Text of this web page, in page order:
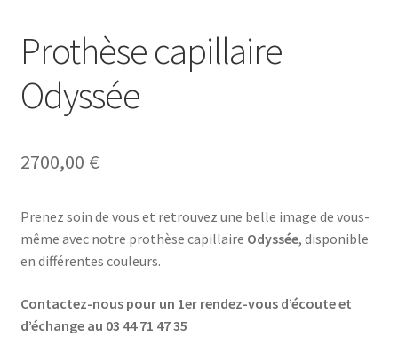
Panier
Témoignages
Prothèse capillaire
Odyssée
2700,00 €
Prenez soin de vous et retrouvez une belle image de vous-
même avec notre prothèse capillaire Odyssée, disponible
en différentes couleurs.
Contactez-nous pour un 1er rendez-vous d’écoute et
d’échange au 03 44 71 47 35